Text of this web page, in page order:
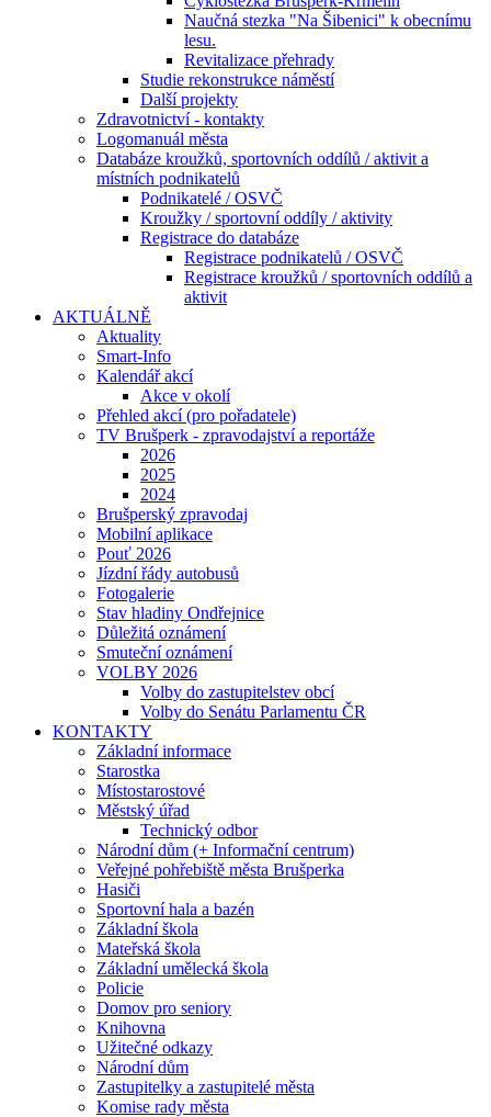
Naučná stezka "Na Šibenici" k obecnímu
lesu.
Revitalizace přehrady
Studie rekonstrukce náměstí
Další projekty
Zdravotnictví - kontakty
Logomanuál města
Databáze kroužků, sportovních oddílů / aktivit a
místních podnikatelů
Podnikatelé / OSVČ
Kroužky / sportovní oddíly / aktivity
Registrace do databáze
Registrace podnikatelů / OSVČ
Registrace kroužků / sportovních oddílů a
aktivit
AKTUÁLNĚ
Aktuality
Smart-Info
Kalendář akcí
Akce v okolí
Přehled akcí (pro pořadatele)
TV Brušperk - zpravodajství a reportáže
2026
2025
2024
Brušperský zpravodaj
Mobilní aplikace
Pouť 2026
Jízdní řády autobusů
Fotogalerie
Stav hladiny Ondřejnice
Důležitá oznámení
Smuteční oznámení
VOLBY 2026
Volby do zastupitelstev obcí
Volby do Senátu Parlamentu ČR
KONTAKTY
Základní informace
Starostka
Místostarostové
Městský úřad
Technický odbor
Národní dům (+ Informační centrum)
Veřejné pohřebiště města Brušperka
Hasiči
Sportovní hala a bazén
Základní škola
Mateřská škola
Základní umělecká škola
Policie
Domov pro seniory
Knihovna
Užitečné odkazy
Národní dům
Zastupitelky a zastupitelé města
Komise rady města